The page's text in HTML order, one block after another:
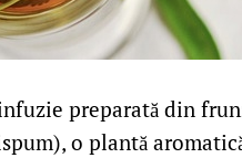
preparată din
o plantă